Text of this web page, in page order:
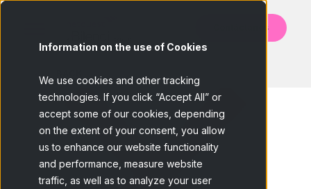
Information on the use of Cookies
We use cookies and other tracking
technologies. If you click “Accept All” or
accept some of our cookies, depending
on the extent of your consent, you allow
us to enhance our website functionality
and performance, measure website
traffic, as well as to analyze your user
Contáctanos